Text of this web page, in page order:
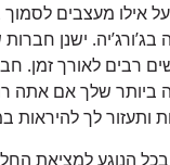
מעצבים לסמוך
ישנן חברות
רבים לאורך זמן.
שלך אם אתה
לך להיראות
הנוגע למציאת